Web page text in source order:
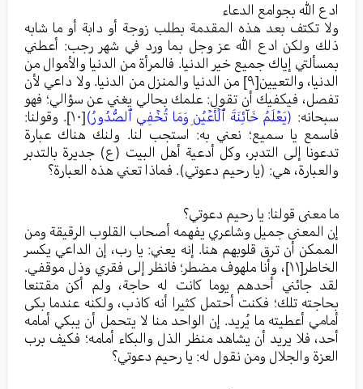
ادع الله بجوامع الدعاء
ولا تكتف بعد هذه المقدمة بطلب زوجة أو دابة أو ما شابه
ذلك ولكن ادع الله عز وجل بما ورد في شهر رجب: أعطني
بمسألتي إياك جميع خير الدنيا. فالمرأة من الدنيا والأموال من
الدنيا، والتعيين[٩]
من الدنيا والمنزل من الدنيا. ولا داعي لأن
تفصل، فيكفيك أن تقول: علمك بحالي يغني عن سؤالي؛ فهو
سبحانه: (يَعۡلَمُ خَآئِنَةَ ٱلۡأَعۡيُنِ وَمَا تُخۡفِي ٱلصُّدُورُ)[١٠]
. وقولنا:
فاسمع يا سميع؛ نعني به: استجب لنا. ولنك هناك عبارة
تدعونا إلى التدبر، وكل أدعية أهل البيت (ع) جديرة بالتدبر
والعبارة، هي: (يا رحيم دعوتي). فماذا تعني هذه العبارة؟
ما معنى قولنا: يا رحيم دعوتي؟
إن المعنى جميل وشاعري يفهمه أصحاب القلوب الرقيقة ومن
الممكن أن ترق قلوبهم هنا. إنه يعني: يا رب، إن الداعي يكسر
الخاطر[١١]
، وأنا ملهوف مضطر؛ فانظر إلى فقري وذل موقفي.
لقد جائني أحدهم يوما كانت له حاجة، ولم أكن مقتنعا
بحاجته تلك؛ فكنت أحتمل كثيرا أنه كاذب، ولكنه عندما بكى
أمامي أعطيته ما يُريد. إن الواحد منا لا يتحمل أن يبكي أمامه
أحد، فلا يريد أن يشاهد منظر الذل والبكاء أمامه؛ فكيف برب
العزة والجلال ومن نقول له: يا رحيم دعوتي؟